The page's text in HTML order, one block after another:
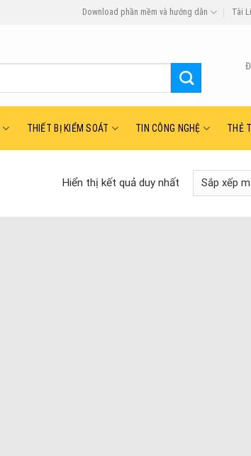
Download phần mềm và hướng dẫn Tài
THIẾT BỊ KIỂM SOÁT TIN CÔNG NGHỆ THẺ
Hiển thị kết quả duy nhất